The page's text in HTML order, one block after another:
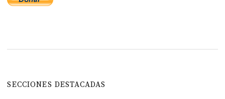
SECCIONES DESTACADAS